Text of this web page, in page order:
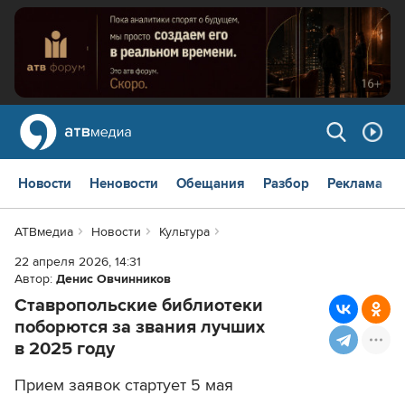
Новости Неновости Обещания Разбор Реклама
АТВмедиа Новости
Культура
22 апреля 2026, 14:31
Автор: Денис Овчинников
Ставропольские библиотеки
поборются за звания лучших
в 2025 году
Прием заявок стартует 5 мая